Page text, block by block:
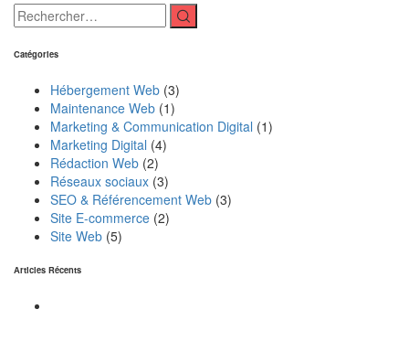
Catégories
Hébergement Web (3)
Maintenance Web (1)
Marketing & Communication Digital (1)
Marketing Digital (4)
Rédaction Web (2)
Réseaux sociaux (3)
SEO & Référencement Web (3)
Site E-commerce (2)
Site Web (5)
Articles Récents